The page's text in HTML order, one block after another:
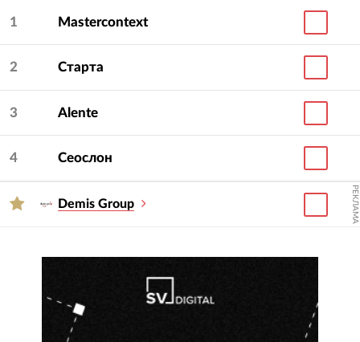
рейтинга и получите представление сразу обо
рекламы.
расположенного справа, вы можете составлять
списки агентств, подходящих вам по бюджету, а
потом за минуту провести между ними тендер.
1 Mastercontext
2 Старта
3 Alente
4 Сеослон
Demis Group РЕКЛАМА